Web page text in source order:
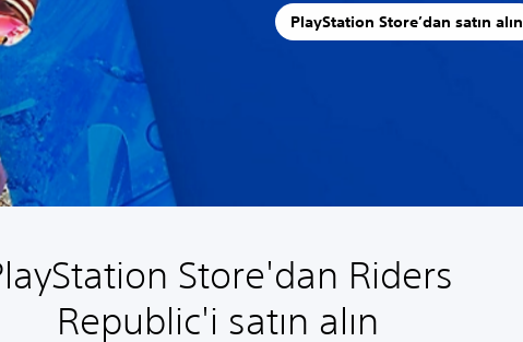
PlayStation Store’dan satın alın
Store'dan Riders
Republic'i satın alın